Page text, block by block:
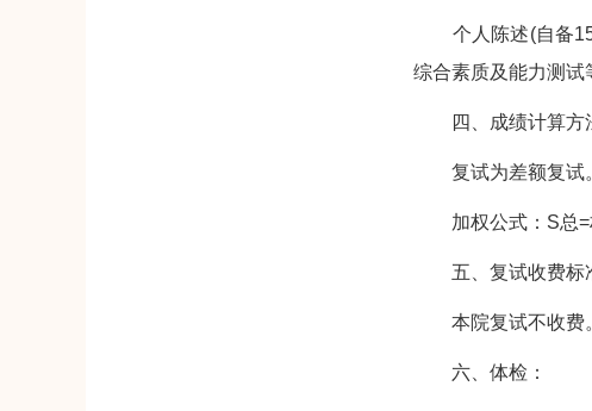
个人陈述(自备15
综合素质及能力测试
四、成绩计算方
复试为差额复试。
加权公式：S总=
五、复试收费标
本院复试不收费
六、体检：